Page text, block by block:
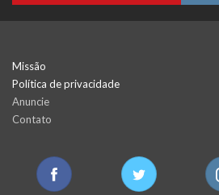
Missão
Política de privacidade
Anuncie
Contato